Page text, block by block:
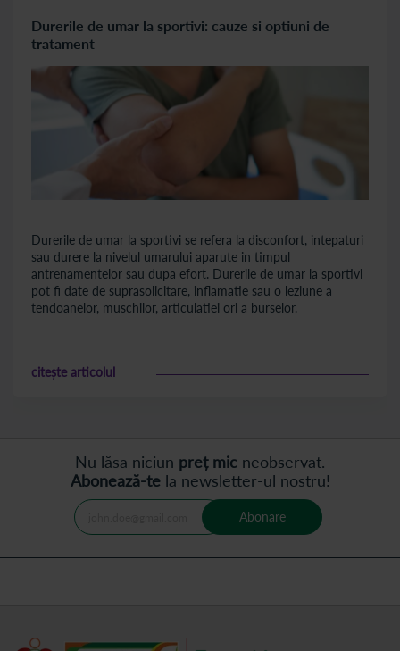
Durerile de umar la sportivi: cauze si optiuni de
tratament
Durerile de umar la sportivi se refera la disconfort, intepaturi
sau durere la nivelul umarului aparute in timpul
antrenamentelor sau dupa efort. Durerile de umar la sportivi
pot fi date de suprasolicitare, inflamatie sau o leziune a
tendoanelor, muschilor, articulatiei ori a burselor.
citește articolul
Nu lăsa niciun preț mic neobservat.
Abonează-tela newsletter-ul nostru!
Abonare